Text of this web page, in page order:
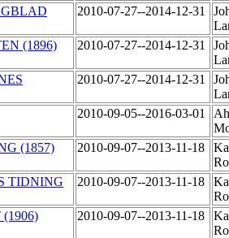
2010-07-27--2014-12-31
(1896)
2010-07-27--2014-12-31
2010-07-27--2014-12-31
2010-09-05--2016-03-01
(1857)
2010-09-07--2013-11-18
TIDNING
2010-09-07--2013-11-18
2010-09-07--2013-11-18